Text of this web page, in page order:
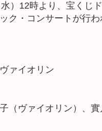
）12時より、宝くじ
ク・コンサートが行
ァイオリン
（ヴァイオリン）、